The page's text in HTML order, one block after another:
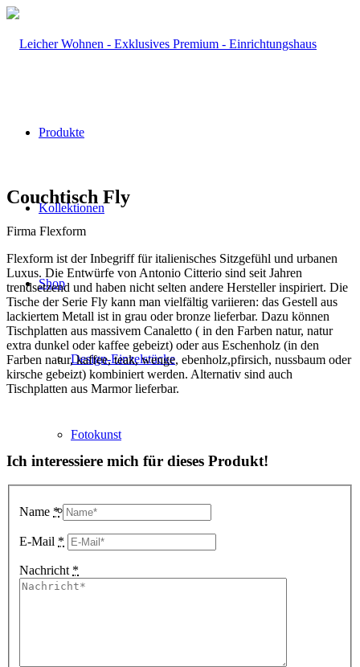
Produkte
Kollektionen
Shop
Design-Einzelstücke
Fotokunst
3D Visualisierungen
Geschenkgutscheine
Couchtisch Fly
Firma Flexform
Flexform ist der Inbegriff für italienisches Sitzgefühl und urbanen
Luxus. Die Entwürfe von Antonio Citterio sind seit Jahren
trendsetzend und haben nicht selten andere Hersteller inspiriert. Die
Tische der Serie Fly kann man vielfältig variieren: das Gestell aus
lackiertem Metall ist in grau oder bronze lieferbar. Dazu können
Tischplatten aus massivem Canaletto ( in den Farben natur, natur
extra dunkel oder kaffee gebeizt) oder aus Eschenholz (in den
Farben natur, kaffee, teak, wenge, ebenholz,pfirsich, nussbaum oder
kirsche gebeizt) kombiniert werden. Alternativ sind auch
Tischplatten aus Marmor lieferbar.
Ich interessiere mich für dieses Produkt!
Name *
E-Mail *
Nachricht *